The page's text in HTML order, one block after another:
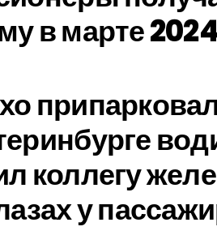
в марте
коллегу
у